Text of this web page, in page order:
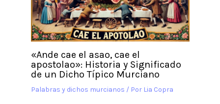
«Ande cae el asao, cae el
apostolao»: Historia y Significado
de un Dicho Típico Murciano
Palabras y dichos murcianos / Por Lia Copra